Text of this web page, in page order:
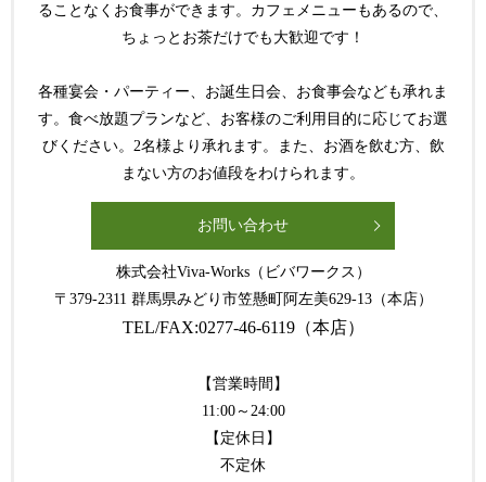
ることなくお食事ができます。カフェメニューもあるので、
ちょっとお茶だけでも大歓迎です！
各種宴会・パーティー、お誕生日会、お食事会なども承れま
す。食べ放題プランなど、お客様のご利用目的に応じてお選
びください。2名様より承れます。また、お酒を飲む方、飲
まない方のお値段をわけられます。
お問い合わせ
株式会社Viva-Works（ビバワークス）
〒379-2311 群馬県みどり市笠懸町阿左美629-13（本店）
TEL/FAX:0277-46-6119（本店）
【営業時間】
11:00～24:00
【定休日】
不定休